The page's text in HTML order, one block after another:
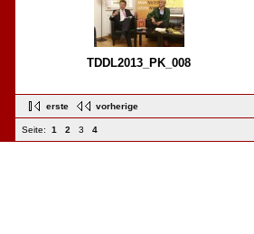
TDDL2013_PK_008
erste vorherige
Seite: 1 2 3 4